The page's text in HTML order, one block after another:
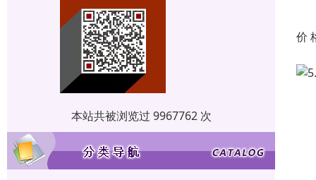
本站共被浏览过 9967762 次
价